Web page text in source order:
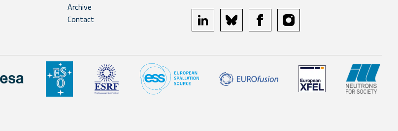
Archive
Contact
linkedin bluesky facebookinstagram